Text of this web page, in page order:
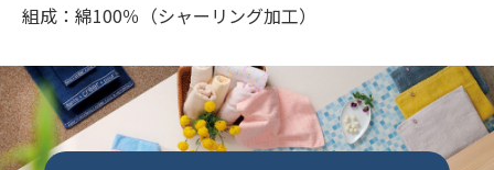
組成：綿100％（シャーリング加工）